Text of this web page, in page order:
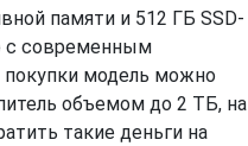
памяти и 512 ГБ SSD-
с современным
модель можно
объемом до 2 ТБ, на
такие деньги на